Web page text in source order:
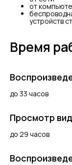
от
устройств
Время
до 33 часов
Просмотр
до 29 часов